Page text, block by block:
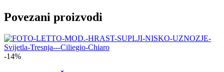
Povezani proizvodi
-14%